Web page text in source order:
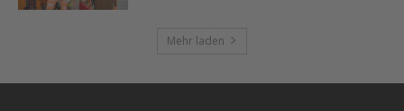
Mehr laden